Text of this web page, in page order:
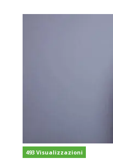
493 Visualizzazioni